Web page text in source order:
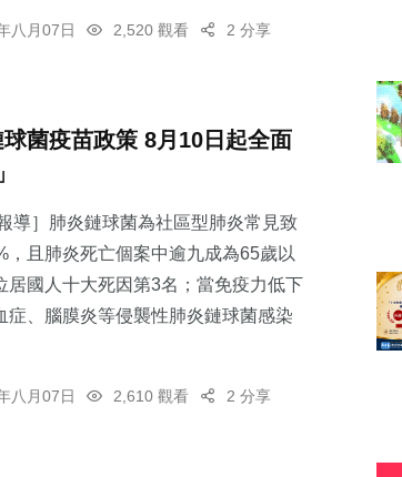
八月07日 2,520 觀看 2 分享
菌疫苗政策 8月10日起全面
導］肺炎鏈球菌為社區型肺炎常見致
，且肺炎死亡個案中逾九成為65歲以
居國人十大死因第3名；當免疫力低下
症、腦膜炎等侵襲性肺炎鏈球菌感染
八月07日 2,610 觀看 2 分享